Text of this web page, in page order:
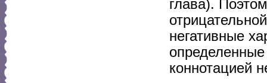
глава).
негативные
определенные
коннотацией